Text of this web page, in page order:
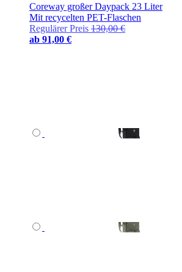
Coreway großer Daypack 23 Liter
Mit recycelten PET-Flaschen
Regulärer Preis 130,00 €
ab 91,00 €